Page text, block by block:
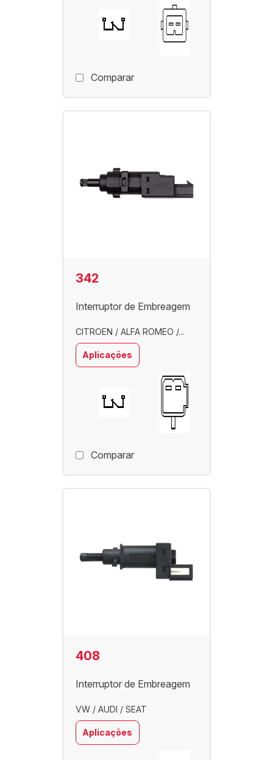
Comparar
342
Interruptor de Embreagem
CITROEN / ALFA ROMEO /...
Aplicações
Comparar
408
Interruptor de Embreagem
VW / AUDI / SEAT
Aplicações